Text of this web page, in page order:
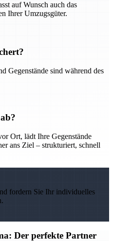
auf Wunsch auch das
Ihrer Umzugsgüter.
Gegenstände sind während des
Ort, lädt Ihre Gegenstände
ans Ziel – strukturiert, schnell
fordern Sie Ihr individuelles
Der perfekte Partner